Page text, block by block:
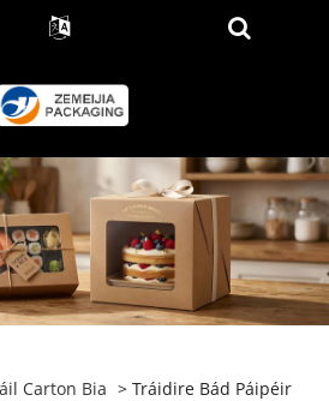
Carton Bia > Tráidire Bád Páipéir